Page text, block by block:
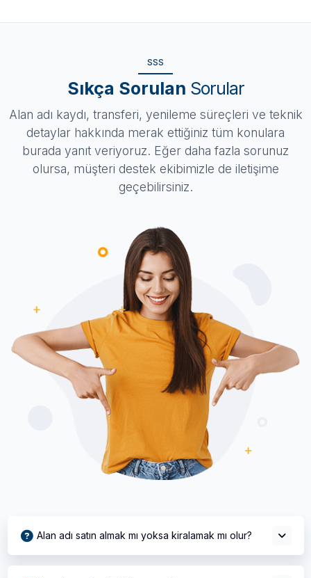
SSS
Sıkça Sorulan Sorular
Alan adı kaydı, transferi, yenileme süreçleri ve teknik
detaylar hakkında merak ettiğiniz tüm konulara
burada yanıt veriyoruz. Eğer daha fazla sorunuz
olursa, müşteri destek ekibimizle de iletişime
geçebilirsiniz.
Alan adı satın almak mı yoksa kiralamak mı olur?